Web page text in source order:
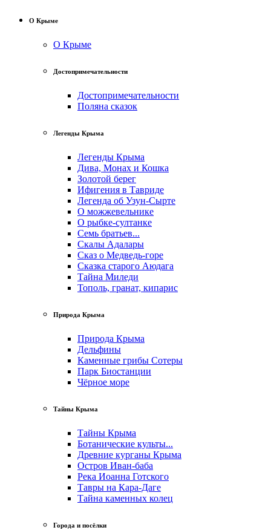
О Крыме
О Крыме
Достопримечательности
Достопримечательности
Поляна сказок
Легенды Крыма
Легенды Крыма
Дива, Монах и Кошка
Золотой берег
Ифигения в Тавриде
Легенда об Узун-Сырте
О можжевельнике
О рыбке-султанке
Семь братьев...
Скалы Адалары
Сказ о Медведь-горе
Сказка старого Аюдага
Тайна Миледи
Тополь, гранат, кипарис
Природа Крыма
Природа Крыма
Дельфины
Каменные грибы Сотеры
Парк Биостанции
Чёрное море
Тайны Крыма
Тайны Крыма
Ботанические культы...
Древние курганы Крыма
Остров Иван-баба
Река Иоанна Готского
Тавры на Кара-Даге
Тайна каменных колец
Города и посёлки